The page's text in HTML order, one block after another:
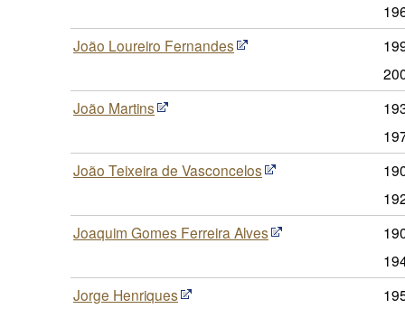
João Loureiro Fernandes
João Martins
João Teixeira de Vasconcelos
Joaquim Gomes Ferreira Alves
Jorge Henriques